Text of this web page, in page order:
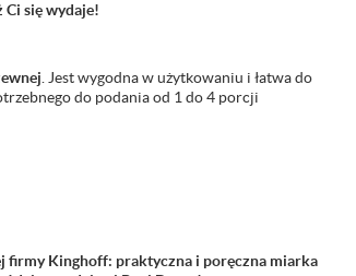
Ci się wydaje!
. Jest wygodna w użytkowaniu i łatwa do
do podania od 1 do 4 porcji
firmy Kinghoff: praktyczna i poręczna miarka